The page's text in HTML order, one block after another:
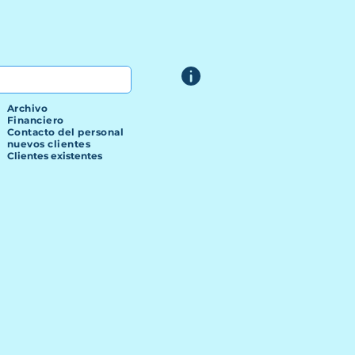
Archivo
Financiero
Contacto del personal
nuevos clientes
Clientes existentes